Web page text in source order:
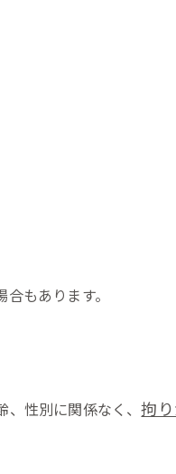
もあります。
、性別に関係なく、拘